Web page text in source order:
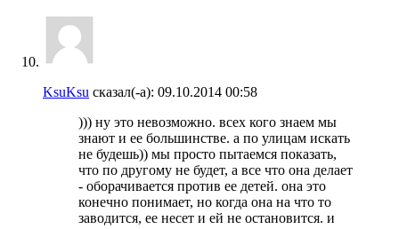
KsuKsu сказал(-а): 09.10.2014 00:58
))) ну это невозможно. всех кого знаем мы
знают и ее большинстве. а по улицам искать
не будешь)) мы просто пытаемся показать,
что по другому не будет, а все что она делает
- оборачивается против ее детей. она это
конечно понимает, но когда она на что то
заводится, ее несет и ей не остановится. и